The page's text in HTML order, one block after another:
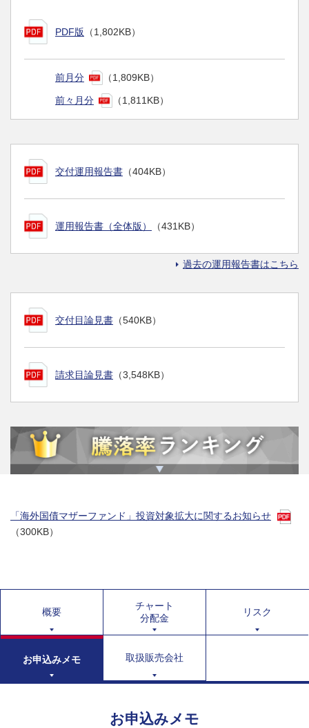
PDF版 （1,802KB）
前月分 （1,809KB）
前々月分 （1,811KB）
交付運用報告書 （404KB）
運用報告書（全体版） （431KB）
過去の運用報告書はこちら
交付目論見書 （540KB）
請求目論見書 （3,548KB）
「海外国債マザーファンド」投資対象拡大に関するお知らせ
（300KB）
概要
チャート
分配金
リスク
お申込みメモ 取扱販売会社
お申込みメモ